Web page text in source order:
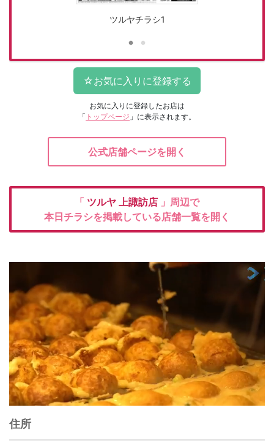
ツルヤチラシ1
お気に入りに登録したお店は
「 トップページ 」に表示されます。
公式店舗ページを開く
「 ツルヤ 上諏訪店 」周辺で
本日チラシを掲載している店舗一覧を開く
住所